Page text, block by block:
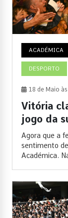
ACADÉMICA
DESPORTO
18 de Maio
Vitória
jogo da
Agora que a
sentimento
Académica.